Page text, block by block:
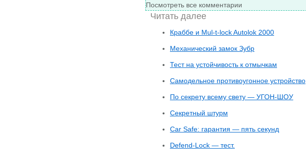
Посмотреть все комментарии
Читать далее
Краббе и Mul-t-lock Autolok 2000
Механический замок Зубр
Тест на устойчивость к отмычкам
Самодельное противоугонное устройство
По секрету всему свету — УГОН-ШОУ
Секретный штурм
Car Safe: гарантия — пять секунд
Defend-Lock — тест.